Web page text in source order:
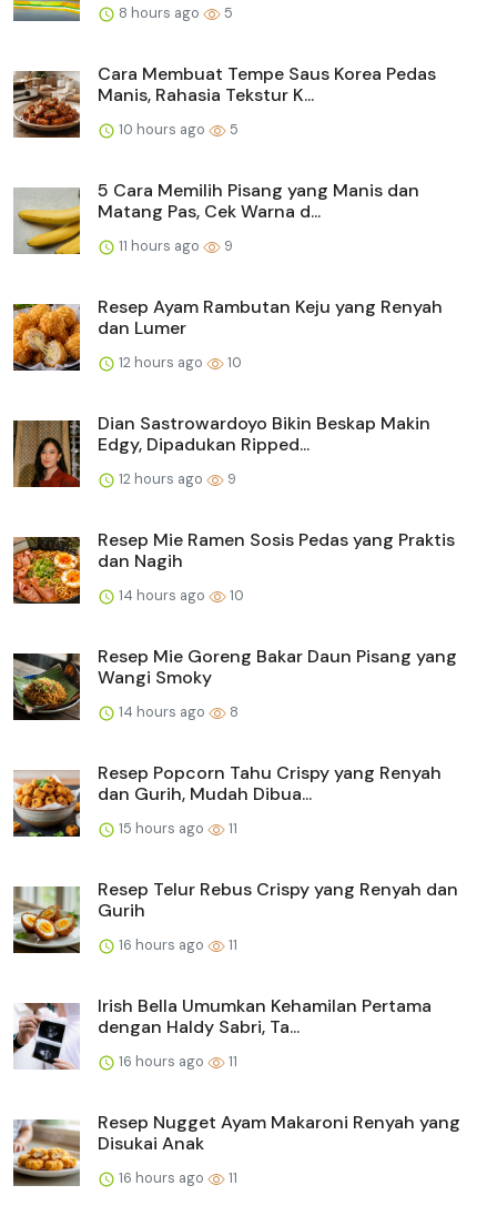
8 hours ago 5
Cara Membuat Tempe Saus Korea Pedas
Manis, Rahasia Tekstur K...
10 hours ago 5
5 Cara Memilih Pisang yang Manis dan
Matang Pas, Cek Warna d...
11 hours ago 9
Resep Ayam Rambutan Keju yang Renyah
dan Lumer
12 hours ago 10
Dian Sastrowardoyo Bikin Beskap Makin
Edgy, Dipadukan Ripped...
12 hours ago 9
Resep Mie Ramen Sosis Pedas yang Praktis
dan Nagih
14 hours ago 10
Resep Mie Goreng Bakar Daun Pisang yang
Wangi Smoky
14 hours ago 8
Resep Popcorn Tahu Crispy yang Renyah
dan Gurih, Mudah Dibua...
15 hours ago 11
Resep Telur Rebus Crispy yang Renyah dan
Gurih
16 hours ago 11
Irish Bella Umumkan Kehamilan Pertama
dengan Haldy Sabri, Ta...
16 hours ago 11
Resep Nugget Ayam Makaroni Renyah yang
Disukai Anak
16 hours ago 11